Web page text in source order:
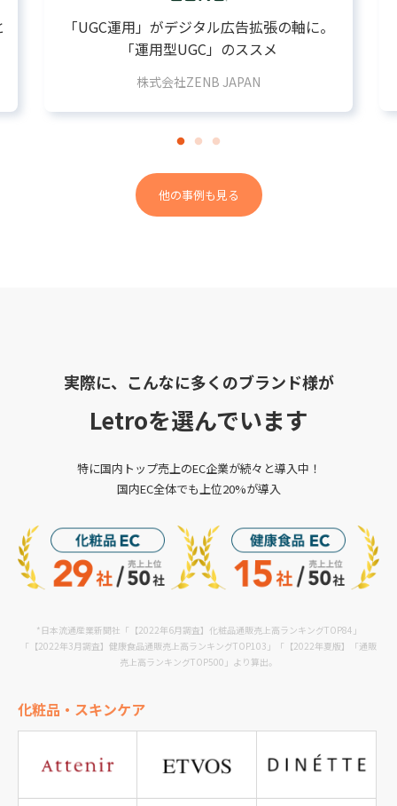
「UGC運用」がデジタル広告拡張の軸に。
「運用型UGC」のススメ
株式会社ZENB JAPAN
他の事例も見る
実際に、こんなに多くのブランド様が
Letroを選んでいます
特に国内トップ売上のEC企業が続々と導入中！
国内EC全体でも上位20%が導入
*日本流通産業新聞社「【2022年6月調査】化粧品通販売上高ランキングTOP84」
「【2022年3月調査】健康食品通販売上高ランキングTOP103」
「【2022年夏版】「通販
売上高ランキングTOP500」より算出。
化粧品・ スキンケア